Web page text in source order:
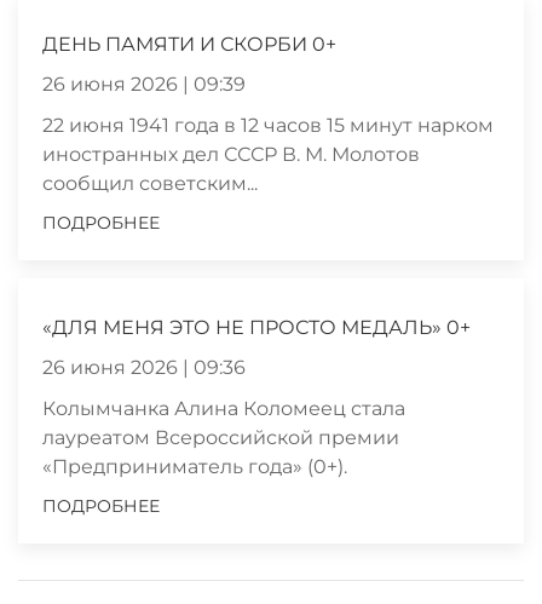
ДЕНЬ ПАМЯТИ И СКОРБИ 0+
26 июня 2026 | 09:39
22 июня 1941 года в 12 часов 15 минут нарком
иностранных дел СССР В. М. Молотов
сообщил советским...
ПОДРОБНЕЕ
«ДЛЯ МЕНЯ ЭТО НЕ ПРОСТО МЕДАЛЬ» 0+
26 июня 2026 | 09:36
Колымчанка Алина Коломеец стала
лауреатом Всероссийской премии
«Предприниматель года» (0+).
ПОДРОБНЕЕ